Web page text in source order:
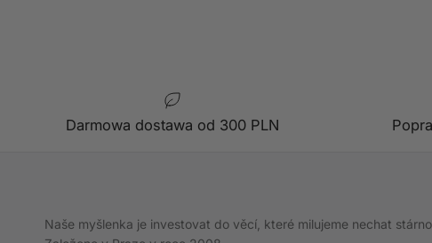
Darmowa dostawa od 300 PLN
Naše myšlenka je investovat do věcí, které milujeme nechat